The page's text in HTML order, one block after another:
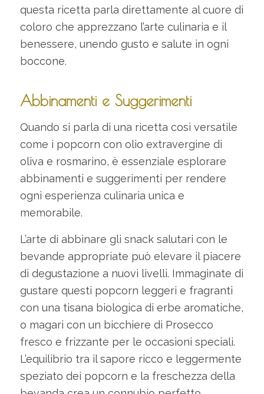
questa ricetta parla direttamente al cuore di
coloro che apprezzano l’arte culinaria e il
benessere, unendo gusto e salute in ogni
boccone.
Abbinamenti e Suggerimenti
Quando si parla di una ricetta così versatile
come i popcorn con olio extravergine di
oliva e rosmarino, è essenziale esplorare
abbinamenti e suggerimenti per rendere
ogni esperienza culinaria unica e
memorabile.
L’arte di abbinare gli snack salutari con le
bevande appropriate può elevare il piacere
di degustazione a nuovi livelli. Immaginate di
gustare questi popcorn leggeri e fragranti
con una tisana biologica di erbe aromatiche,
o magari con un bicchiere di Prosecco
fresco e frizzante per le occasioni speciali.
L’equilibrio tra il sapore ricco e leggermente
speziato dei popcorn e la freschezza della